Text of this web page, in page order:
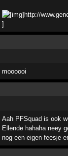
moooooi
Aah PFSquad is ook
Ellende hahaha neey
nog een eigen feesje